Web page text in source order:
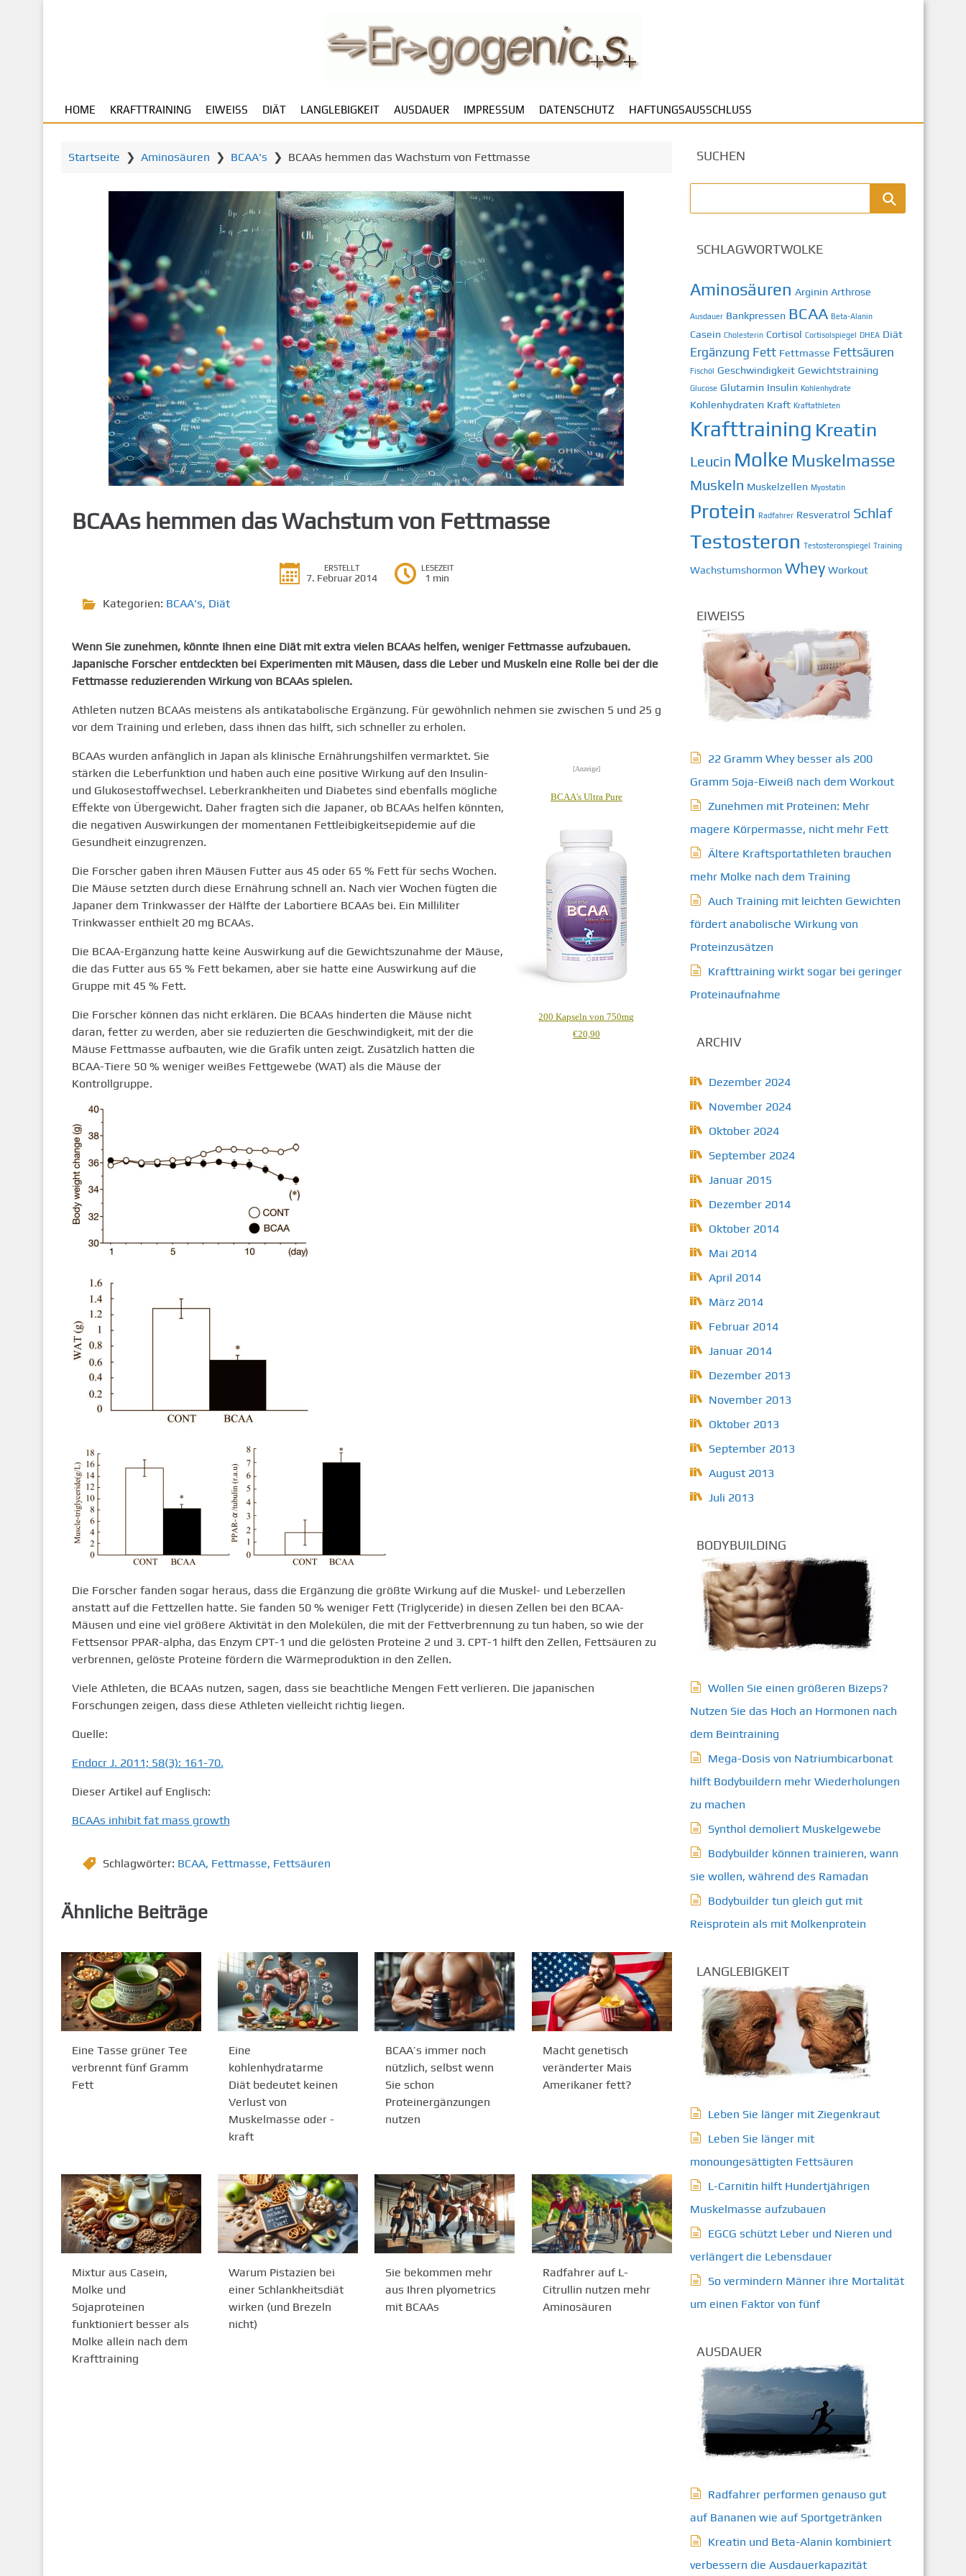
t
HOME KRAFTTRAINING EIWEISS DIÄT LANGLEBIGKEIT AUSDAUER IMPRESSUM DATENSCHUTZ HAFTUNGSAUSSCHLUSS
Startseite ❯ Aminosäuren ❯ BCAA's ❯ BCAAs hemmen das Wachstum von Fettmasse
BCAAs hemmen das Wachstum von Fettmasse
ERSTELLT
7. Februar 2014
LESEZEIT
1 min
Kategorien: BCAA's, Diät
Wenn Sie zunehmen, könnte Ihnen eine Diät mit extra vielen BCAAs helfen, weniger Fettmasse aufzubauen.
Japanische Forscher entdeckten bei Experimenten mit Mäusen, dass die Leber und Muskeln eine Rolle bei der die
Fettmasse reduzierenden Wirkung von BCAAs spielen.
Athleten nutzen BCAAs meistens als antikatabolische Ergänzung. Für gewöhnlich nehmen sie zwischen 5 und 25 g
vor dem Training und erleben, dass ihnen das hilft, sich schneller zu erholen.
[Anzeige]
BCAA's Ultra Pure
200 Kapseln von 750mg
€20,90
BCAAs wurden anfänglich in Japan als klinische Ernährungshilfen vermarktet. Sie
stärken die Leberfunktion und haben auch eine positive Wirkung auf den Insulin-
und Glukosestoffwechsel. Leberkrankheiten und Diabetes sind ebenfalls mögliche
Effekte von Übergewicht. Daher fragten sich die Japaner, ob BCAAs helfen könnten,
die negativen Auswirkungen der momentanen Fettleibigkeitsepidemie auf die
Gesundheit einzugrenzen.
Die Forscher gaben ihren Mäusen Futter aus 45 oder 65 % Fett für sechs Wochen.
Die Mäuse setzten durch diese Ernährung schnell an. Nach vier Wochen fügten die
Japaner dem Trinkwasser der Hälfte der Labortiere BCAAs bei. Ein Milliliter
Trinkwasser enthielt 20 mg BCAAs.
Die BCAA-Ergänzung hatte keine Auswirkung auf die Gewichtszunahme der Mäuse,
die das Futter aus 65 % Fett bekamen, aber sie hatte eine Auswirkung auf die
Gruppe mit 45 % Fett.
Die Forscher können das nicht erklären. Die BCAAs hinderten die Mäuse nicht
daran, fetter zu werden, aber sie reduzierten die Geschwindigkeit, mit der die
Mäuse Fettmasse aufbauten, wie die Grafik unten zeigt. Zusätzlich hatten die
BCAA-Tiere 50 % weniger weißes Fettgewebe (WAT) als die Mäuse der
Kontrollgruppe.
Die Forscher fanden sogar heraus, dass die Ergänzung die größte Wirkung auf die Muskel- und Leberzellen
anstatt auf die Fettzellen hatte. Sie fanden 50 % weniger Fett (Triglyceride) in diesen Zellen bei den BCAA-
Mäusen und eine viel größere Aktivität in den Molekülen, die mit der Fettverbrennung zu tun haben, so wie der
Fettsensor PPAR-alpha, das Enzym CPT-1 und die gelösten Proteine 2 und 3. CPT-1 hilft den Zellen, Fettsäuren zu
verbrennen, gelöste Proteine fördern die Wärmeproduktion in den Zellen.
Viele Athleten, die BCAAs nutzen, sagen, dass sie beachtliche Mengen Fett verlieren. Die japanischen
Forschungen zeigen, dass diese Athleten vielleicht richtig liegen.
Quelle:
Endocr J. 2011; 58(3): 161-70.
Dieser Artikel auf Englisch:
BCAAs inhibit fat mass growth
Schlagwörter: BCAA, Fettmasse, Fettsäuren
Ähnliche Beiträge
Eine Tasse grüner Tee
verbrennt fünf Gramm
Fett
Eine
kohlenhydratarme
Diät bedeutet keinen
Verlust von
Muskelmasse oder -
kraft
BCAA’s immer noch
nützlich, selbst wenn
Sie schon
Proteinergänzungen
nutzen
Macht genetisch
veränderter Mais
Amerikaner fett?
Mixtur aus Casein,
Molke und
Sojaproteinen
funktioniert besser als
Molke allein nach dem
Krafttraining
Warum Pistazien bei
einer Schlankheitsdiät
wirken (und Brezeln
nicht)
Sie bekommen mehr
aus Ihren plyometrics
mit BCAAs
Radfahrer auf L-
Citrullin nutzen mehr
Aminosäuren
SUCHEN
SCHLAGWORTWOLKE
Aminosäuren Arginin Arthrose
Ausdauer Bankpressen BCAA Beta-Alanin
Casein Cholesterin Cortisol Cortisolspiegel DHEA Diät
Ergänzung Fett Fettmasse Fettsäuren
Fischöl Geschwindigkeit Gewichtstraining
Glucose Glutamin Insulin Kohlenhydrate
Kohlenhydraten Kraft Kraftathleten
Krafttraining Kreatin
Leucin Molke Muskelmasse
Muskeln Muskelzellen Myostatin
Protein Radfahrer Resveratrol Schlaf
Testosteron Testosteronspiegel Training
Wachstumshormon Whey Workout
EIWEISS
22 Gramm Whey besser als 200
Gramm Soja-Eiweiß nach dem Workout
Zunehmen mit Proteinen: Mehr
magere Körpermasse, nicht mehr Fett
Ältere Kraftsportathleten brauchen
mehr Molke nach dem Training
Auch Training mit leichten Gewichten
fördert anabolische Wirkung von
Proteinzusätzen
Krafttraining wirkt sogar bei geringer
Proteinaufnahme
ARCHIV
Dezember 2024
November 2024
Oktober 2024
September 2024
Januar 2015
Dezember 2014
Oktober 2014
Mai 2014
April 2014
März 2014
Februar 2014
Januar 2014
Dezember 2013
November 2013
Oktober 2013
September 2013
August 2013
Juli 2013
BODYBUILDING
Wollen Sie einen größeren Bizeps?
Nutzen Sie das Hoch an Hormonen nach
dem Beintraining
Mega-Dosis von Natriumbicarbonat
hilft Bodybuildern mehr Wiederholungen
zu machen
Synthol demoliert Muskelgewebe
Bodybuilder können trainieren, wann
sie wollen, während des Ramadan
Bodybuilder tun gleich gut mit
Reisprotein als mit Molkenprotein
LANGLEBIGKEIT
Leben Sie länger mit Ziegenkraut
Leben Sie länger mit
monoungesättigten Fettsäuren
L-Carnitin hilft Hundertjährigen
Muskelmasse aufzubauen
EGCG schützt Leber und Nieren und
verlängert die Lebensdauer
So vermindern Männer ihre Mortalität
um einen Faktor von fünf
AUSDAUER
Radfahrer performen genauso gut
auf Bananen wie auf Sportgetränken
Kreatin und Beta-Alanin kombiniert
verbessern die Ausdauerkapazität